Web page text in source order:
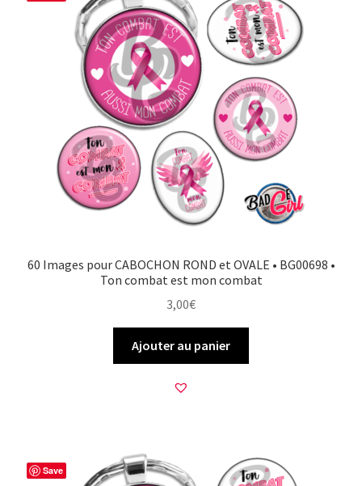
60 Images pour CABOCHON ROND et OVALE • BG00698 •
Ton combat est mon combat
3,00€
Ajouter au panier
Save